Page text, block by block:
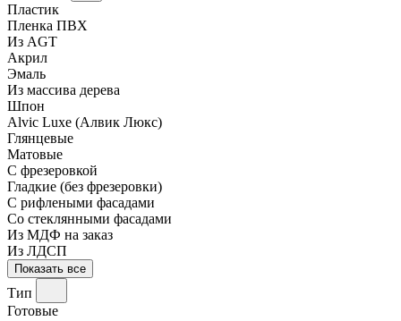
Пластик
Пленка ПВХ
Из AGT
Акрил
Эмаль
Из массива дерева
Шпон
Alvic Luxe (Алвик Люкс)
Глянцевые
Матовые
С фрезеровкой
Гладкие (без фрезеровки)
С рифлеными фасадами
Со стеклянными фасадами
Из МДФ на заказ
Из ЛДСП
Показать все
Тип
Готовые